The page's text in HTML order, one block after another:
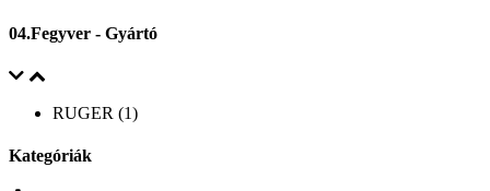
04.Fegyver - Gyártó
RUGER (1)
Kategóriák